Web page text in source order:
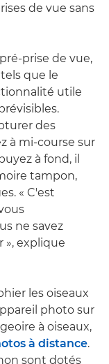
de vue sans
prise de vue,
que le
utile
des
à mi-course sur
à fond, il
tampon,
« C'est
ne savez
», explique
les oiseaux
photo sur
à oiseaux,
à distance.
sont dotés